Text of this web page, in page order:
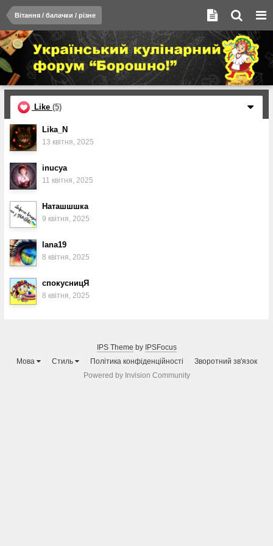
Вітання / балачки / різне
Like (5)
Lika_N
13 квітня, 2025
inucya
11 квітня, 2025
Наташшшка
9 квітня, 2025
lana19
8 квітня, 2025
спокусницЯ
8 квітня, 2025
IPS Theme by IPSFocus
Мова
Стиль Політика конфіденційності
Зворотний зв'язок
Powered by Invision Community